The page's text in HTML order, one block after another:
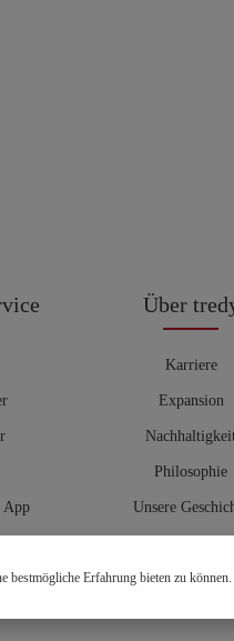
App
Über
Karriere
Expansion
Philosophie
Unsere
bestmögliche Erfahrung bieten zu können.